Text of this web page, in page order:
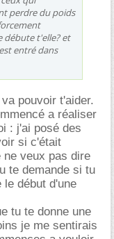
perdre du poids
débute t'elle? et
entré dans
pouvoir t'aider.
a réaliser
: j'ai posé des
si c'était
veux pas dire
te demande si tu
le début d'une
tu te donne une
je me sentirais